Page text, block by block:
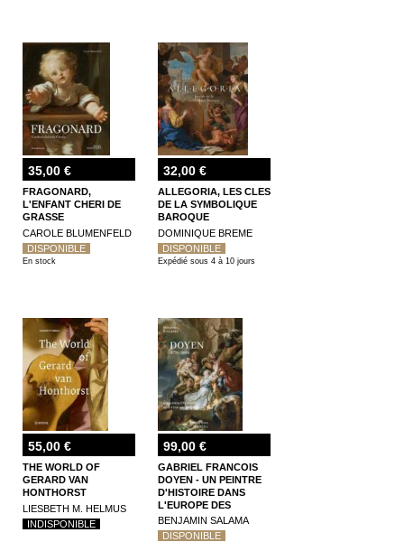
35,00 €
FRAGONARD,
L'ENFANT CHERI DE
GRASSE
CAROLE BLUMENFELD
DISPONIBLE
En stock
32,00 €
ALLEGORIA, LES CLES
DE LA SYMBOLIQUE
BAROQUE
DOMINIQUE BREME
DISPONIBLE
Expédié sous 4 à 10 jours
55,00 €
THE WORLD OF
GERARD VAN
HONTHORST
LIESBETH M. HELMUS
INDISPONIBLE
99,00 €
GABRIEL FRANCOIS
DOYEN - UN PEINTRE
D'HISTOIRE DANS
L'EUROPE DES
LUMIERES
BENJAMIN SALAMA
DISPONIBLE